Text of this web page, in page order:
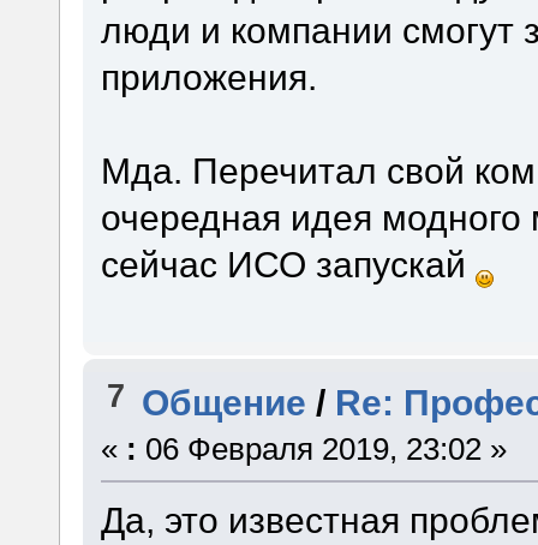
люди и компании смогут
приложения.
Мда. Перечитал свой
очередная идея модного
сейчас ИСО запускай
7 Общение / Re:
« : 06 Февраля 2019, 23:02 »
Да, это известная